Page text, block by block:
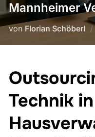
Mannheimer
von Florian Schöberl
Technik